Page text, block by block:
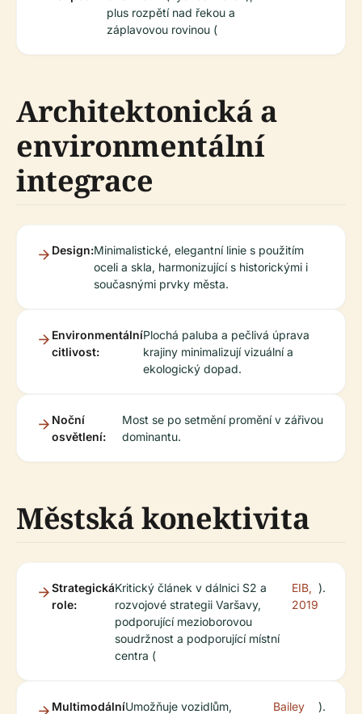
plus rozpětí nad řekou a
záplavovou rovinou (
Architektonická a
environmentální
integrace
Design:Minimalistické, elegantní linie s použitím
oceli a skla, harmonizující s historickými i
současnými prvky města.
Environmentální
citlivost:
Plochá paluba a pečlivá úprava
krajiny minimalizují vizuální a
ekologický dopad.
Noční
osvětlení:
Most se po setmění promění v zářivou
dominantu.
Městská konektivita
Strategická
role:
Kritický článek v dálnici S2 a
rozvojové strategii Varšavy,
podporující mezioborovou
soudržnost a podporující místní
centra (
EIB,
2019
).
MultimodálníUmožňuje vozidlům,
Bailey
).